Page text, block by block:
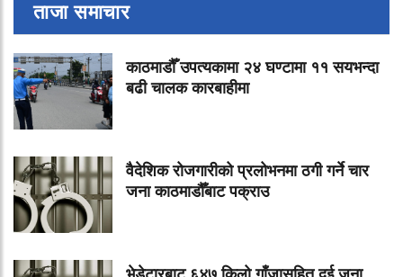
ताजा समाचार
काठमाडौँ उपत्यकामा २४ घण्टामा ११ सयभन्दा
बढी चालक कारबाहीमा
वैदेशिक रोजगारीको प्रलोभनमा ठगी गर्ने चार
जना काठमाडौँबाट पक्राउ